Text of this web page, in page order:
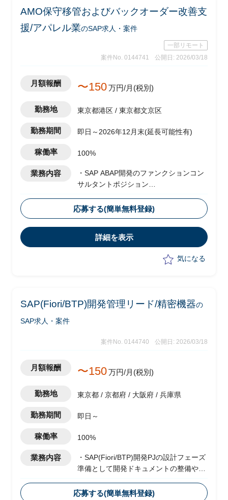
AMO保守移管およびバックオーダー改善支
援/アパレル業のSAP求人・案件
一部リモート
案件No. 0144741
公開日: 2026/03/18
月額報酬 〜150万円/月(税別)
勤務地 東京都港区 / 東京都文京区
勤務期間 即日～2026年12月末(延長可能性有)
稼働率 100%
業務内容
・SAP ABAP開発のファンクションコン
サルタントポジション
よびバックオーダ改善支援
・ABAP開発関連のAMO保守引継ぎタス
クの推進(本稼働フェーズ)
・バックオーダ処理向けアドオンプログ
応募する(簡単無料登録)
詳細を表示
気になる
SAP(Fiori/BTP)開発管理リード/精密機器の
SAP求人・案件
案件No. 0144740 公開日: 2026/03/18
月額報酬 〜150万円/月(税別)
勤務地 東京都 / 京都府 / 大阪府 / 兵庫県
勤務期間 即日～
稼働率 100%
業務内容
・SAP(Fiori/BTP)開発PJの設計フェーズ
準備として開発ドキュメントの整備や開
・要件定義フェーズでは設計フェーズに
応募する(簡単無料登録)